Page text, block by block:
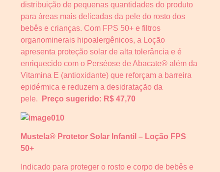
distribuição de pequenas quantidades do produto
para áreas mais delicadas da pele do rosto dos
bebês e crianças. Com FPS 50+ e filtros
organominerais hipoalergênicos, a Loção
apresenta proteção solar de alta tolerância e é
enriquecido com o Perséose de Abacate® além da
Vitamina E (antioxidante) que reforçam a barreira
epidérmica e reduzem a desidratação da
pele.
Preço sugerido: R$ 47,70
Mustela® Protetor Solar Infantil – Loção FPS
50+
Indicado para proteger o rosto e corpo de bebês e